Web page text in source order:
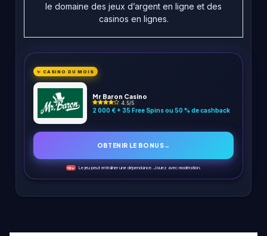
le domaine des jeux d’argent en ligne et des
casinos en lignes.
✨ CASINO DU MOIS
Mr Baron Casino
4.5/5
2 000 € + 35 Free Spins ou 50 % de cashback
OBTENIR LE BONUS→
18+ Le jeu peut entraîner une dépendance. Jouez avec modération.